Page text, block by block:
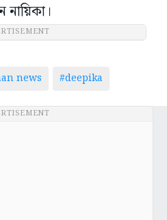
news #deepika